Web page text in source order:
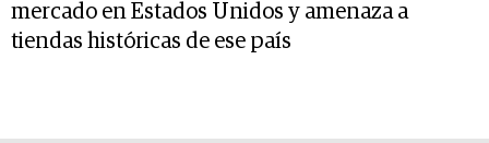
mercado en Estados Unidos y amenaza a
tiendas históricas de ese país